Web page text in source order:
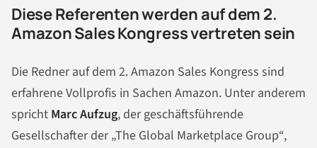
Diese Referenten werden auf dem 2.
Amazon Sales Kongress vertreten sein
Die Redner auf dem 2. Amazon Sales Kongress sind
erfahrene Vollprofis in Sachen Amazon. Unter anderem
spricht Marc Aufzug, der geschäftsführende
Gesellschafter der „The Global Marketplace Group“,